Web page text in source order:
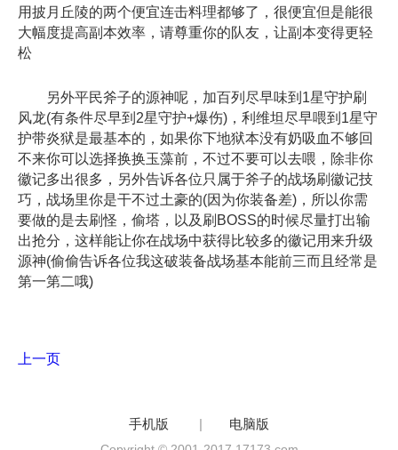
用披月丘陵的两个便宜连击料理都够了，很便宜但是能很
大幅度提高副本效率，请尊重你的队友，让副本变得更轻
松
另外平民斧子的源神呢，加百列尽早味到1星守护刷
风龙(有条件尽早到2星守护+爆伤)，利维坦尽早喂到1星守
护带炎狱是最基本的，如果你下地狱本没有奶吸血不够回
不来你可以选择换换玉藻前，不过不要可以去喂，除非你
徽记多出很多，另外告诉各位只属于斧子的战场刷徽记技
巧，战场里你是干不过土豪的(因为你装备差)，所以你需
要做的是去刷怪，偷塔，以及刷BOSS的时候尽量打出输
出抢分，这样能让你在战场中获得比较多的徽记用来升级
源神(偷偷告诉各位我这破装备战场基本能前三而且经常是
第一第二哦)
上一页
手机版 | 电脑版